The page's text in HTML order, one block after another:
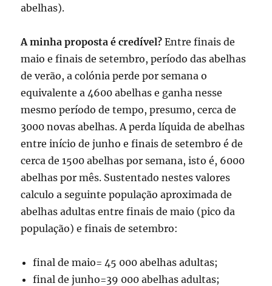
abelhas).
A minha proposta é credível? Entre finais de
maio e finais de setembro, período das abelhas
de verão, a colónia perde por semana o
equivalente a 4600 abelhas e ganha nesse
mesmo período de tempo, presumo, cerca de
3000 novas abelhas. A perda líquida de abelhas
entre início de junho e finais de setembro é de
cerca de 1500 abelhas por semana, isto é, 6000
abelhas por mês. Sustentado nestes valores
calculo a seguinte população aproximada de
abelhas adultas entre finais de maio (pico da
população) e finais de setembro:
final de maio= 45 000 abelhas adultas;
final de junho=39 000 abelhas adultas;